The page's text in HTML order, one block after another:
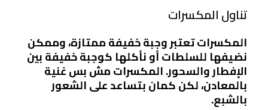
تناول المكسرات
المكسرات تعتبر وجبة خفيفة ممتازة، وممكن
نضيفها للسلطات أو نأكلها كوجبة خفيفة بين
الإفطار والسحور. المكسرات مش بس غنية
بالمعادن، لكن كمان بتساعد على الشعور
بالشبع.